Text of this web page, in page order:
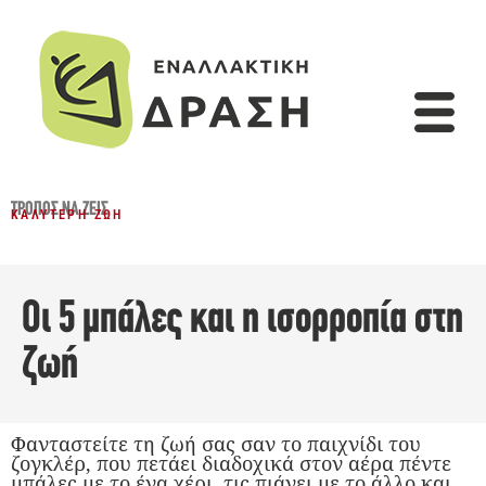
ΤΡΌΠΟΣ ΝΑ ΖΕΙΣ
ΚΑΛΎΤΕΡΗ ΖΩΉ
Οι 5 μπάλες και η ισορροπία στη
ζωή
Φανταστείτε τη ζωή σας σαν το παιχνίδι του
ζογκλέρ, που πετάει διαδοχικά στον αέρα πέντε